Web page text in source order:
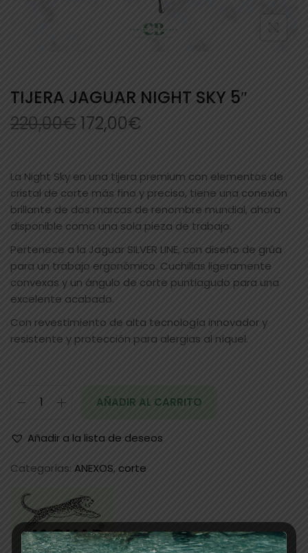
TIJERA JAGUAR NIGHT SKY 5″
220,00€ 172,00€
La Night Sky en una tijera premium con elementos de
cristal de corte más fino y preciso, tiene una conexión
brillante de dos marcas de renombre mundial, ahora
disponible como una sola pieza de trabajo.
Pertenece a la Jaguar SILVER LINE, con diseño de grúa
para un trabajo ergonómico. Cuchillas ligeramente
convexas y un ángulo de corte puntiagudo para una
excelente acabado.
Con revestimiento de alta tecnología innovador y
resistente y protección para alergias al níquel.
AÑADIR AL CARRITO
Añadir a la lista de deseos
Categorías: ANEXOS, corte